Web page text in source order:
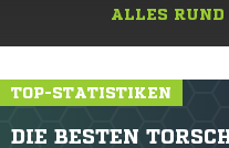
ALLES
TOP-STATISTIKEN
DIE BESTEN